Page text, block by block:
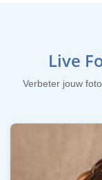
Live
Verbeter jouw